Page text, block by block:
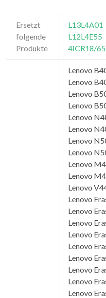
Ersetzt
folgende
Produkte
L13L4A01
L12L4E55
4ICR18/65
Lenovo
Lenovo
Lenovo
Lenovo
Lenovo
Lenovo
Lenovo
Lenovo
Lenovo
Lenovo
Lenovo
Lenovo
Lenovo
Lenovo
Lenovo
Lenovo
Lenovo
Lenovo
Lenovo
Lenovo